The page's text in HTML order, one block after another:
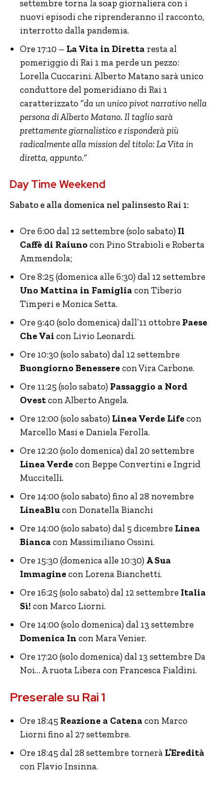
settembre torna la soap giornaliera con i
nuovi episodi che riprenderanno il racconto,
interrotto dalla pandemia.
Ore 17:10 – La Vita in Diretta resta al
pomeriggio di Rai 1 ma perde un pezzo:
Lorella Cuccarini. Alberto Matano sarà unico
conduttore del pomeridiano di Rai 1
caratterizzato “da un unico pivot narrativo nella
persona di Alberto Matano. Il taglio sarà
prettamente giornalistico e risponderà più
radicalmente alla mission del titolo: La Vita in
diretta, appunto.“
Day Time Weekend
Sabato e alla domenica nel palinsesto Rai 1:
Ore 6:00 dal 12 settembre (solo sabato) Il
Caffè di Raiuno con Pino Strabioli e Roberta
Ammendola;
Ore 8:25 (domenica alle 6:30) dal 12 settembre
Uno Mattina in Famiglia con Tiberio
Timperi e Monica Setta.
Ore 9:40 (solo domenica) dall’11 ottobre Paese
Che Vai con Livio Leonardi.
Ore 10:30 (solo sabato) dal 12 settembre
Buongiorno Benessere con Vira Carbone.
Ore 11:25 (solo sabato) Passaggio a Nord
Ovestcon Alberto Angela.
Ore 12:00 (solo sabato) Linea Verde Life con
Marcello Masi e Daniela Ferolla.
Ore 12:20 (solo domenica) dal 20 settembre
Linea Verde con Beppe Convertini e Ingrid
Muccitelli.
Ore 14:00 (solo sabato) fino al 28 novembre
LineaBlucon Donatella Bianchi
Ore 14:00 (solo sabato) dal 5 dicembre Linea
Bianca con Massimiliano Ossini.
Ore 15:30 (domenica alle 10:30) A Sua
Immagine con Lorena Bianchetti.
Ore 16:25 (solo sabato) dal 12 settembre Italia
Sì! con Marco Liorni.
Ore 14:00 (solo domenica) dal 13 settembre
Domenica In con Mara Venier.
Ore 17:20 (solo domenica) dal 13 settembre Da
Noi… A ruota Libera con Francesca Fialdini.
Preserale su Rai 1
Ore 18:45 Reazione a Catena con Marco
Liorni fino al 27 settembre.
Ore 18:45 dal 28 settembre tornerà L’Eredità
con Flavio Insinna.